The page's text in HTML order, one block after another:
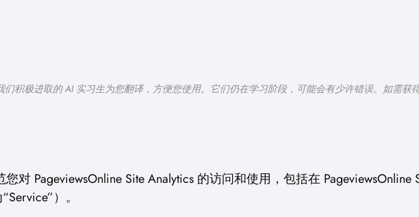
们积极进取的 AI 实习生为您翻译，方便您使用。它们仍在学习阶段，可能会有少许错误。如需获
您对 PageviewsOnline Site Analytics 的访问和使用，包括在
）。